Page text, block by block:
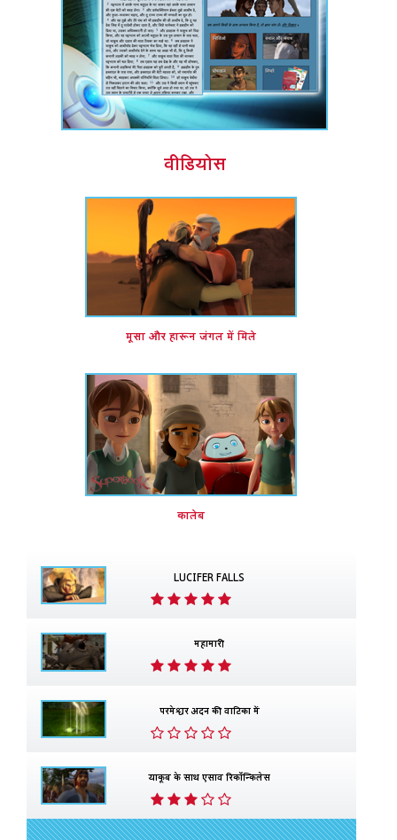
वीडियोस
मूसा और हारून जंगल में मिले
कालेब
LUCIFER FALLS
महामारी
परमेश्वर अदन की वाटिका में
याकूब के साथ एसाव रिकॉन्किलेस